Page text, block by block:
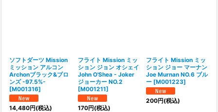
ソフトダーツ Mission
ミッション アルコン
Archonブラック&ブロ
ンズ -97.5%-
[M001316]
14,480円(税込)
フライト Mission ミッ
ション ジョン オシェイ
John O'Shea - Joker
ジョーカー NO.2
[M001211]
170円(税込)
フライト Mission ミッ
ション ジョー マーナン
Joe Murnan NO.6 ブル
ー [M001223]
200円(税込)